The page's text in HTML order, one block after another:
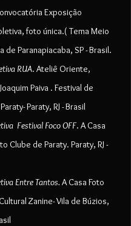
Exposição
foto única.( Tema Meio
de Paranapiacaba, SP - Brasil.
RUA. Ateliê Oriente,
Paiva . Festival de
Paraty, RJ - Brasil
Festival Foco OFF. A Casa
Clube de Paraty. Paraty, RJ -
Entre Tantos. A Casa Foto
Zanine- Vila de Búzios,